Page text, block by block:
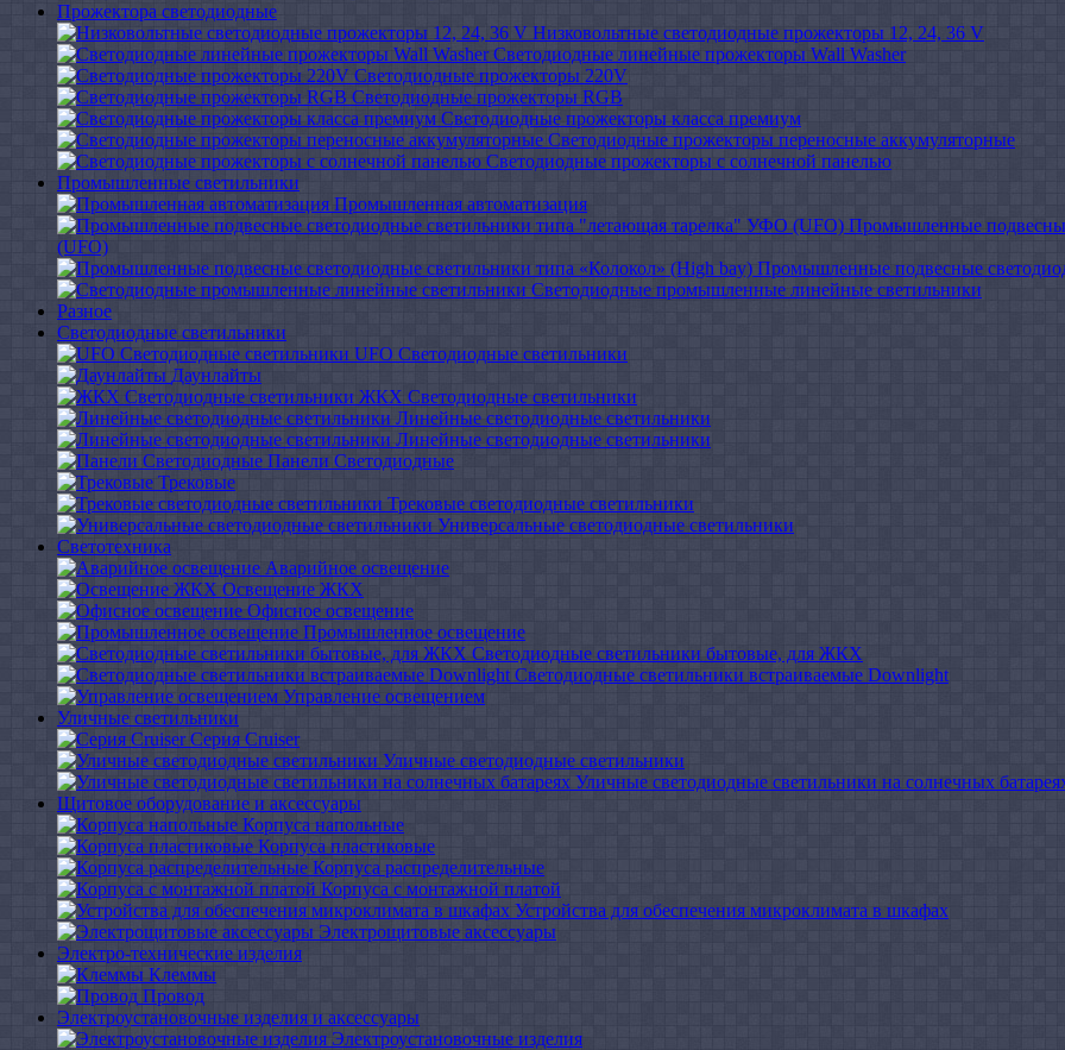
Прожектора светодиодные
Низковольтные светодиодные прожекторы 12, 24, 36 V
Светодиодные линейные прожекторы Wall Washer
Светодиодные прожекторы 220V
Светодиодные прожекторы RGB
Светодиодные прожекторы класса премиум
Светодиодные прожекторы переносные аккумуляторные
Светодиодные прожекторы с солнечной панелью
Промышленные светильники
Промышленная автоматизация
Промышленные
(UFO)
Промышленные подвесные
Светодиодные промышленные линейные светильники
Разное
Светодиодные светильники
UFO Светодиодные светильники
Даунлайты
ЖКХ Светодиодные светильники
Линейные светодиодные светильники
Линейные светодиодные светильники
Панели Светодиодные
Трековые
Трековые светодиодные светильники
Универсальные светодиодные светильники
Светотехника
Аварийное освещение
Освещение ЖКХ
Офисное освещение
Промышленное освещение
Светодиодные светильники бытовые, для ЖКХ
Светодиодные светильники встраиваемые Downlight
Управление освещением
Уличные светильники
Серия Cruiser
Уличные светодиодные светильники
Уличные светодиодные светильники на солнечных
Щитовое оборудование и аксессуары
Корпуса напольные
Корпуса пластиковые
Корпуса распределительные
Корпуса с монтажной платой
Устройства для обеспечения микроклимата в шкафах
Электрощитовые аксессуары
Электро-технические изделия
Клеммы
Провод
Электроустановочные изделия и аксессуары
Электроустановочные изделия